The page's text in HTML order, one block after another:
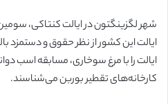
شهر لگزینگتون در ایالت کنتاکی،
ایالت این کشور از نظر حقوق و دستمزد
ایالت را با مرغ سوخاری، مسابقه اسب
کارخانه‌های تقطیر بوربن می‌شناسند.